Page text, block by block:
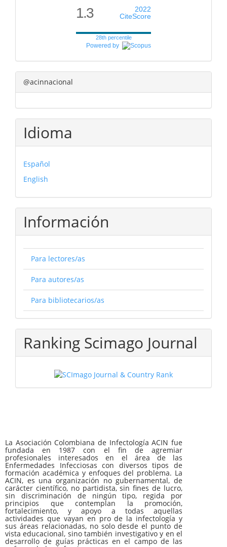
1.3
2022
CiteScore
28th percentile
Powered by
@acinnacional
Idioma
Español
English
Información
Para lectores/as
Para autores/as
Para bibliotecarios/as
Ranking Scimago Journal
La Asociación Colombiana de Infectología ACIN fue
fundada en 1987 con el fin de agremiar
profesionales interesados en el área de las
Enfermedades Infecciosas con diversos tipos de
formación académica y enfoques del problema. La
ACIN, es una organización no gubernamental, de
carácter científico, no partidista, sin fines de lucro,
sin discriminación de ningún tipo, regida por
principios que contemplan la promoción,
fortalecimiento, y apoyo a todas aquellas
actividades que vayan en pro de la infectología y
sus áreas relacionadas, no solo desde el punto de
vista educacional, sino también investigativo y en el
desarrollo de guías prácticas en el campo de las